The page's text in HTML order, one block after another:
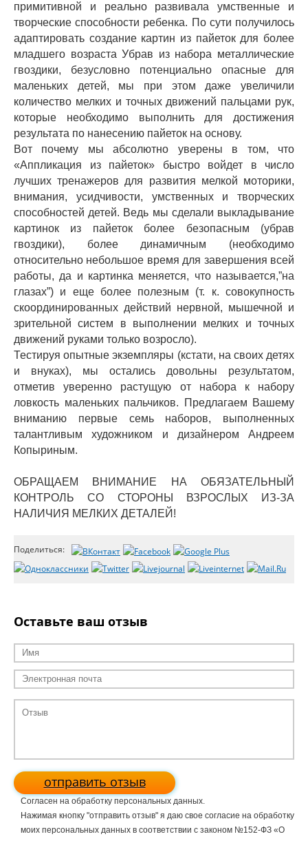
примитивной и реально развивала умственные и
творческие способности ребенка. По сути получилось
адаптировать создание картин из пайеток для более
младшего возраста Убрав из набора металлические
гвоздики, безусловно потенциально опасные для
маленьких детей, мы при этом даже увеличили
количество мелких и точных движений пальцами рук,
которые необходимо выполнить для достижения
результата по нанесению пайеток на основу.
Вот почему мы абсолютно уверены в том, что
«Аппликация из пайеток» быстро войдет в число
лучших тренажеров для развития мелкой моторики,
внимания, усидчивости, умственных и творческих
способностей детей. Ведь мы сделали выкладывание
картинок из пайеток более безопасным (убрав
гвоздики), более динамичным (необходимо
относительно небольшое время для завершения всей
работы, да и картинка меняется, что называется,”на
глазах”) и еще более полезным (т. к. совокупность
скоординированных действий нервной, мышечной и
зрительной систем в выполнении мелких и точных
движений руками только возросло).
Тестируя опытные экземпляры (кстати, на своих детях
и внуках), мы остались довольны результатом,
отметив уверенно растущую от набора к набору
ловкость маленьких пальчиков. Предлагаем Вашему
вниманию первые семь наборов, выполненных
талантливым художником и дизайнером Андреем
Копыриным.
ОБРАЩАЕМ ВНИМАНИЕ НА ОБЯЗАТЕЛЬНЫЙ
КОНТРОЛЬ СО СТОРОНЫ ВЗРОСЛЫХ ИЗ-ЗА
НАЛИЧИЯ МЕЛКИХ ДЕТАЛЕЙ!
Поделиться:
Оставьте ваш отзыв
отправить отзыв
Согласен на обработку персональных данных.
Нажимая кнопку "отправить отзыв" я даю свое согласие на обработку
моих персональных данных в соответствии с законом №152-ФЗ «О